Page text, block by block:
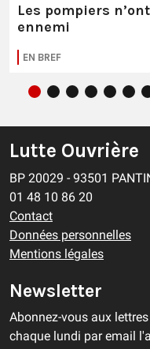
Les pompiers
ennemi
EN BREF
Lutte Ouvrière
BP 20029 - 93501
01 48 10 86 20
Contact
Données personnelles
Mentions légales
Newsletter
Abonnez-vous aux
chaque lundi par email